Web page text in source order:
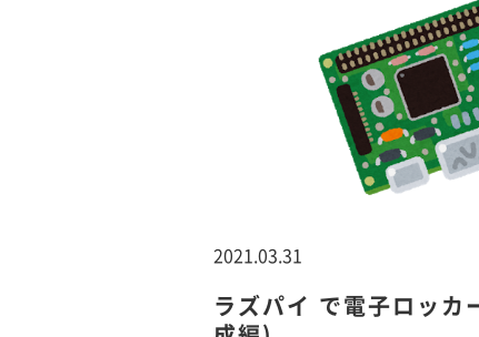
2021.03.31
ラズパイ で電子ロッカ